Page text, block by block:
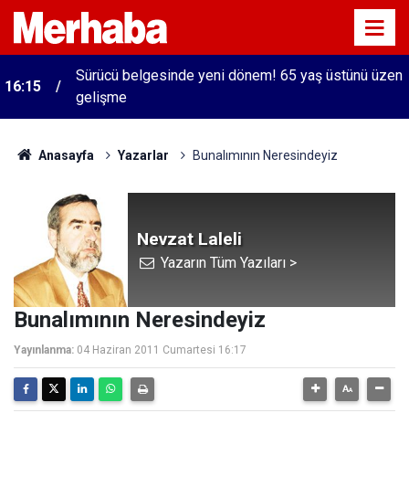
16:15
Sürücü belgesinde yeni dönem! 65 yaş üstünü üzen
gelişme
Anasayfa Yazarlar Bunalımının Neresindeyiz
Nevzat Laleli
Yazarın Tüm Yazıları >
Bunalımının Neresindeyiz
Yayınlanma: 04 Haziran 2011 Cumartesi 16:17